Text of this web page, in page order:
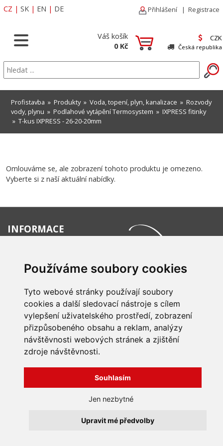
Používáme soubory cookies
Tyto webové stránky používají soubory
cookies a další sledovací nástroje s cílem
vylepšení uživatelského prostředí, zobrazení
přizpůsobeného obsahu a reklam, analýzy
návštěvnosti webových stránek a zjištění
zdroje návštěvnosti.
Souhlasím
Jen nezbytné
Upravit mé předvolby
CZ | SK | EN | DE Přihlášení | Registrace
Váš košík
0 Kč
CZK
Česká republika
Profistavba » Produkty» Voda, topení, plyn, kanalizace » Rozvody
vody, plynu » Podlahové vytápění Termosystem » IXPRESS fitinky
» T-kus IXPRESS - 26-20-20mm
Omlouváme se, ale zobrazení tohoto produktu je omezeno.
Vyberte si z naší aktuální nabídky.
INFORMACE
osobních údajů
O nás
Kontakt
Reklamace, odstoupení od
smlouvy
Všechna práva vyhrazena
Bravura s.r.o. © 2026
profesionální webové stránky: triangl web